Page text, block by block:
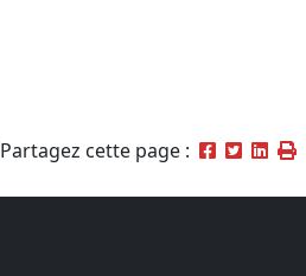
Partagez cette page :